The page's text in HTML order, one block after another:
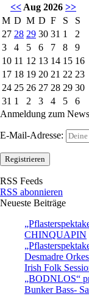
<< Aug 2026 >>
M D M D F S
S
27 28 29 30 31 1
2
3
4 5 6 7 8
9
10 11 12 13 14 15 16
17 18 19 20 21 22 23
24 25 26 27 28 29 30
31 1 2 3 4 5
6
Anmeldung zum
E-Mail-Adresse:
RSS Feeds
RSS abonnieren
Neueste Beiträge
CHINQUAPIN
Desmadre
Irish Folk
„BODNLOS“
Bunker Bass-